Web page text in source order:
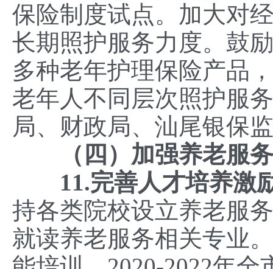
保险制度试点。加大对
长期照护服务力度。鼓
多种老年护理保险产品
老年人不同层次照护服
局、财政局、汕尾银保
（四）加强养老服
11.完善人才培养激
持各类院校设立养老服
就读养老服务相关专业